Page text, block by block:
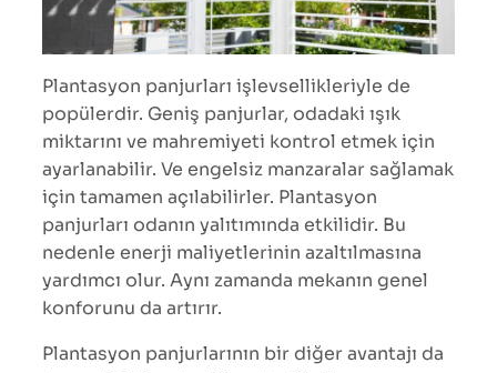
Plantasyon panjurları işlevsellikleriyle de
popülerdir. Geniş panjurlar, odadaki ışık
miktarını ve mahremiyeti kontrol etmek için
ayarlanabilir. Ve engelsiz manzaralar sağlamak
için tamamen açılabilirler. Plantasyon
panjurları odanın yalıtımında etkilidir. Bu
nedenle enerji maliyetlerinin azaltılmasına
yardımcı olur. Aynı zamanda mekanın genel
konforunu da artırır.
Plantasyon panjurlarının bir diğer avantajı da